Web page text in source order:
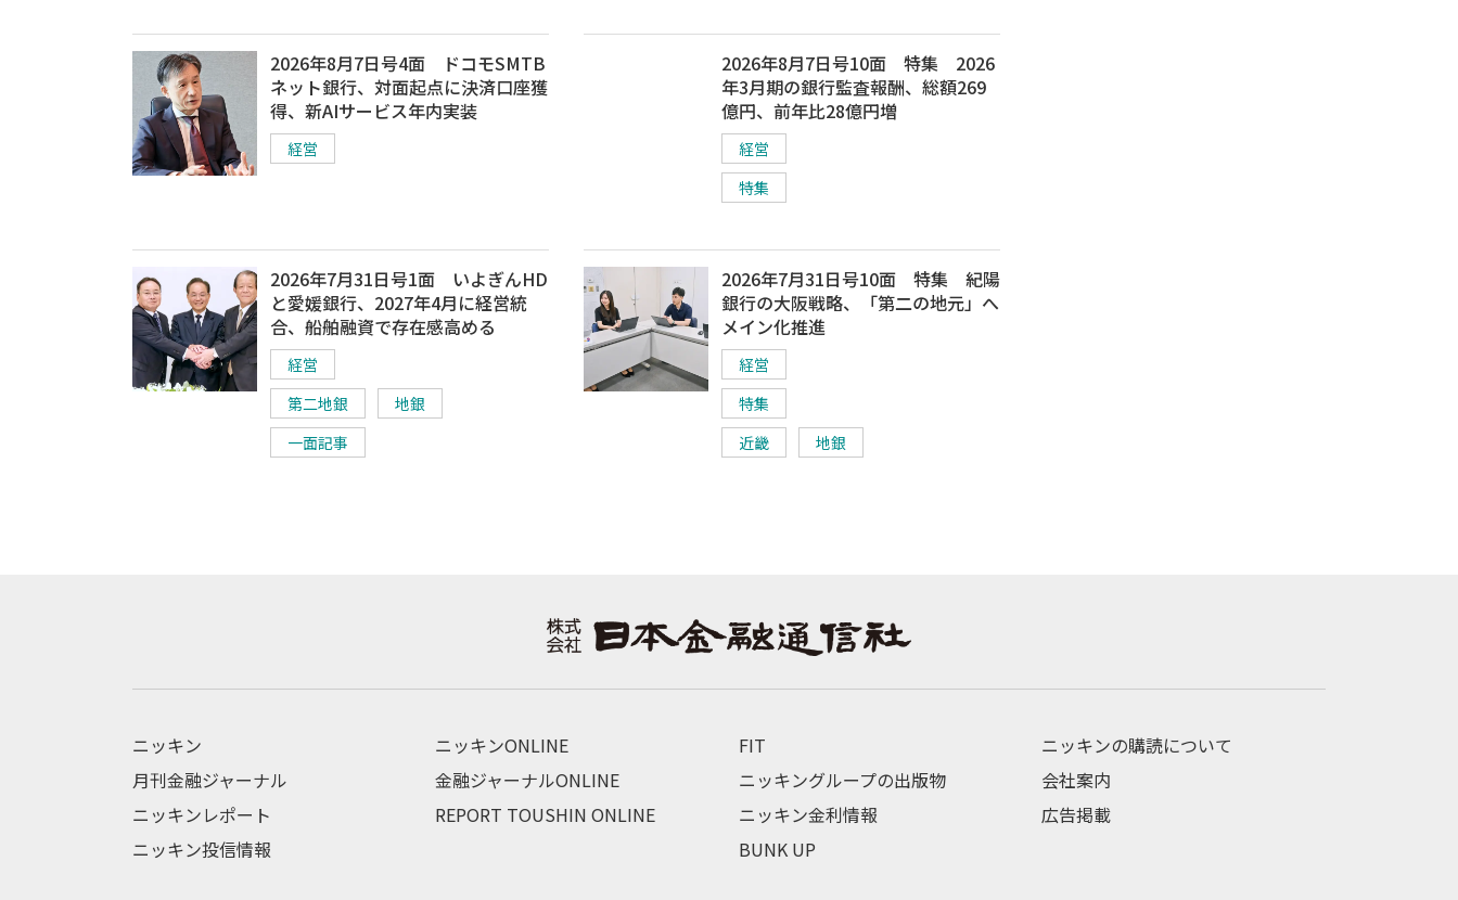
2026年8月7日号4面 ドコモSMTB
ネット銀行、対面起点に決済口座獲
得、新AIサービス年内実装
経営
2026年8月7日号10面 特集 2026
年3月期の銀行監査報酬、総額269
億円、前年比28億円増
経営
特集
2026年7月31日号1面 いよぎんHD
と愛媛銀行、2027年4月に経営統
合、船舶融資で存在感高める
経営
第二地銀
地銀
一面記事
2026年7月31日号10面 特集 紀陽
銀行の大阪戦略、「第二の地元」へ
メイン化推進
経営
特集
近畿
地銀
ニッキン
月刊金融ジャーナル
ニッキンレポート
ニッキン投信情報
ニッキンONLINE
金融ジャーナルONLINE
REPORT TOUSHIN ONLINE
FIT
ニッキングループの出版物
ニッキン金利情報
BUNK UP
ニッキンの購読について
会社案内
広告掲載